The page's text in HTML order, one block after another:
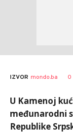
AUTOR Jakovljević
IZVOR mondo.ba 0
U Kamenoj
međunarodni
Republike